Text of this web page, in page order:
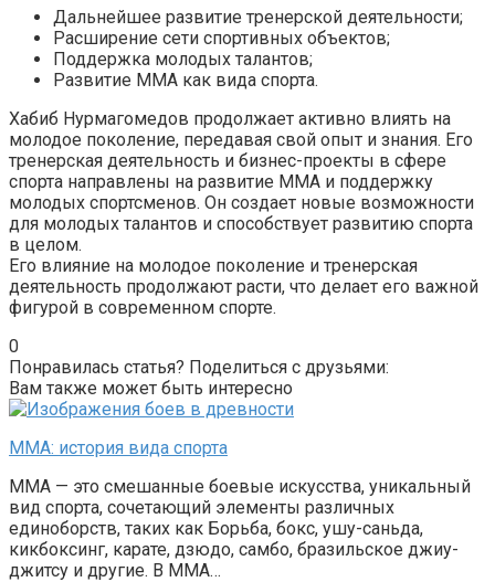
Дальнейшее развитие тренерской деятельности;
Расширение сети спортивных объектов;
Поддержка молодых талантов;
Развитие ММА как вида спорта.
Хабиб Нурмагомедов продолжает активно влиять на
молодое поколение, передавая свой опыт и знания. Его
тренерская деятельность и бизнес-проекты в сфере
спорта направлены на развитие ММА и поддержку
молодых спортсменов. Он создает новые возможности
для молодых талантов и способствует развитию спорта
в целом.
Его влияние на молодое поколение и тренерская
деятельность продолжают расти, что делает его важной
фигурой в современном спорте.
0
Понравилась статья? Поделиться с друзьями:
Вам также может быть интересно
ММА: история вида спорта
ММА — это смешанные боевые искусства, уникальный
вид спорта, сочетающий элементы различных
единоборств, таких как Борьба, бокс, ушу-саньда,
кикбоксинг, карате, дзюдо, самбо, бразильское джиу-
джитсу и другие. В ММА…